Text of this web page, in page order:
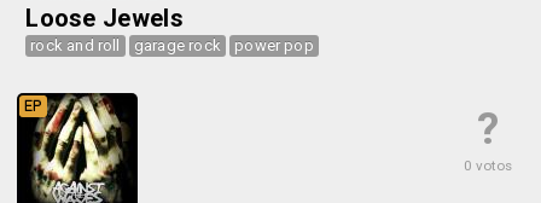
Loose Jewels
rock and roll garage rock power pop
?
0 votos
EP